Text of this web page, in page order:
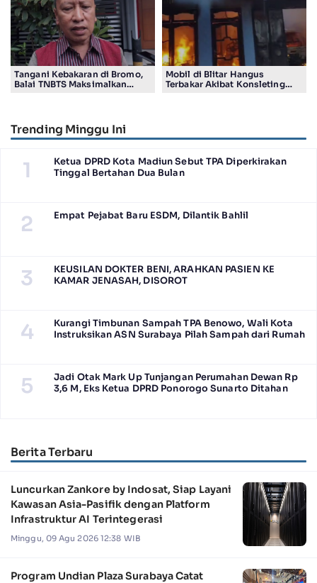
Tangani Kebakaran di Bromo,
Balai TNBTS Maksimalkan
Mobil di Blitar Hangus
Terbakar Akibat Konsleting
Trending Minggu Ini
1
Ketua DPRD Kota Madiun Sebut TPA Diperkirakan
Tinggal Bertahan Dua Bulan
2 Empat Pejabat Baru ESDM, Dilantik Bahlil
3
KEUSILAN DOKTER BENI, ARAHKAN PASIEN KE
KAMAR JENASAH, DISOROT
4
Kurangi Timbunan Sampah TPA Benowo, Wali Kota
Instruksikan ASN Surabaya Pilah Sampah dari Rumah
5
Jadi Otak Mark Up Tunjangan Perumahan Dewan Rp
3,6 M, Eks Ketua DPRD Ponorogo Sunarto Ditahan
Berita Terbaru
Luncurkan Zankore by Indosat, Siap Layani
Kawasan Asia-Pasifik dengan Platform
Infrastruktur AI Terintegerasi
Minggu, 09 Agu 2026 12:38 WIB
Program Undian Plaza Surabaya Catat